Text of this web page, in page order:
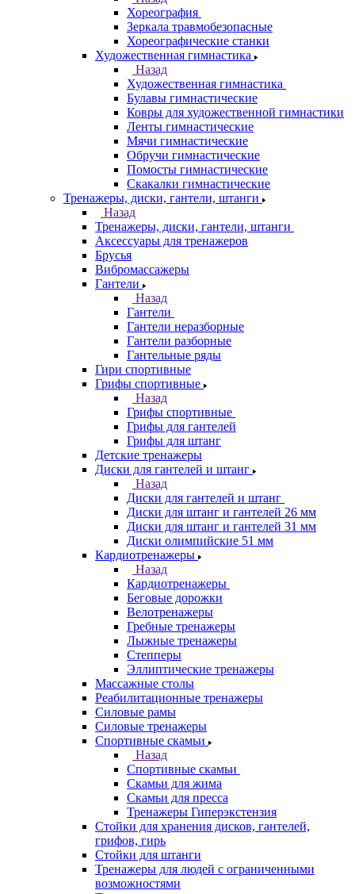
Хореография
Зеркала травмобезопасные
Хореографические станки
Художественная гимнастика
Назад
Художественная гимнастика
Булавы гимнастические
Ковры для художественной гимнастики
Ленты гимнастические
Мячи гимнастические
Обручи гимнастические
Помосты гимнастические
Скакалки гимнастические
Тренажеры, диски, гантели, штанги
Назад
Тренажеры, диски, гантели, штанги
Аксессуары для тренажеров
Брусья
Вибромассажеры
Гантели
Назад
Гантели
Гантели неразборные
Гантели разборные
Гантельные ряды
Гири спортивные
Грифы спортивные
Назад
Грифы спортивные
Грифы для гантелей
Грифы для штанг
Детские тренажеры
Диски для гантелей и штанг
Назад
Диски для гантелей и штанг
Диски для штанг и гантелей 26 мм
Диски для штанг и гантелей 31 мм
Диски олимпийские 51 мм
Кардиотренажеры
Назад
Кардиотренажеры
Беговые дорожки
Велотренажеры
Гребные тренажеры
Лыжные тренажеры
Степперы
Эллиптические тренажеры
Массажные столы
Реабилитационные тренажеры
Силовые рамы
Силовые тренажеры
Спортивные скамьи
Назад
Спортивные скамьи
Скамьи для жима
Скамьи для пресса
Тренажеры Гиперэкстензия
Стойки для хранения дисков, гантелей,
грифов, гирь
Стойки для штанги
Тренажеры для людей с ограниченными
возможностями